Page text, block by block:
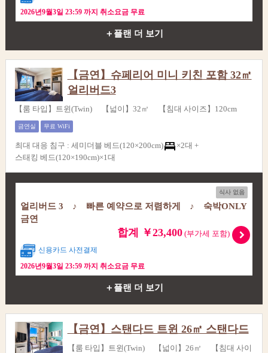
2026년9월3일 23:59 까지 취소요금 무료
＋플랜 더 보기
【금연】슈페리어 미니 키친 포함 32㎡
얼리버드3
【룸 타입】트윈(Twin) 【넓이】32㎡ 【침대 사이즈】120cm
금연실 무료 WiFi
최대 대응 침구 : 세미더블 베드(120×200cm)
×2대 +
스태킹 베드(120×190cm)×1대
식사 없음
얼리버드 3 ♪ 빠른 예약으로 저렴하게 ♪ 숙박ONLY
금연
합계 ￥23,400(부가세 포함)
신용카드 사전결제
2026년9월3일 23:59 까지 취소요금 무료
＋플랜 더 보기
【금연】스탠다드 트윈 26㎡ 스탠다드
【룸 타입】트윈(Twin) 【넓이】26㎡ 【침대 사이